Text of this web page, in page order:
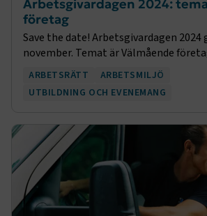
Arbetsgivardagen 2024:
företag
Save the date! Arbetsgivardagen 2024
november. Temat är Välmående
inspirationsföreläsare är Micael Dahlen.
ARBETSRÄTT
ARBETSMILJÖ
UTBILDNING OCH EVENEMANG